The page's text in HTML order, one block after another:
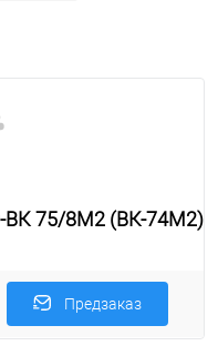
ВК 75/8М2 (ВК-74М2)
Предзаказ